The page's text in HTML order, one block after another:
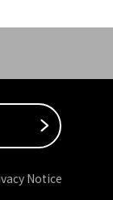
Notice